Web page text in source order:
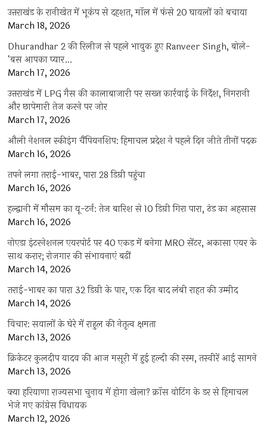
उत्तराखंड के रानीखेत में भूकंप से दहशत, मॉल में फंसे 20 घायलों को बचाया
March 18, 2026
Dhurandhar 2 की रिलीज से पहले भावुक हुए Ranveer Singh, बोले-
‘बस आपका प्यार…
March 17, 2026
उत्तराखंड में LPG गैस की कालाबाजारी पर सख्त कार्रवाई के निर्देश, निगरानी
और छापेमारी तेज करने पर जोर
March 17, 2026
औली नेशनल स्कीइंग चैंपियनशिप: हिमाचल प्रदेश ने पहले दिन जीते तीनों पदक
March 16, 2026
तपने लगा तराई-भाबर, पारा 28 डिग्री पहुंचा
March 16, 2026
हल्द्वानी में मौसम का यू-टर्न: तेज बारिश से 10 डिग्री गिरा पारा, ठंड का अहसास
March 16, 2026
नोएडा इंटरनेशनल एयरपोर्ट पर 40 एकड़ में बनेगा MRO सेंटर, अकासा एयर के
साथ करार; रोजगार की संभावनाएं बढ़ीं
March 14, 2026
तराई-भाबर का पारा 32 डिग्री के पार, एक दिन बाद लंबी राहत की उम्मीद
March 14, 2026
विचार: सवालों के घेरे में राहुल की नेतृत्व क्षमता
March 13, 2026
क्रिकेटर कुलदीप यादव की आज मसूरी में हुई हल्दी की रस्म, तस्वीरें आई सामने
March 13, 2026
क्या हरियाणा राज्यसभा चुनाव में होगा खेला? क्रॉस वोटिंग के डर से हिमाचल
भेजे गए कांग्रेस विधायक
March 12, 2026